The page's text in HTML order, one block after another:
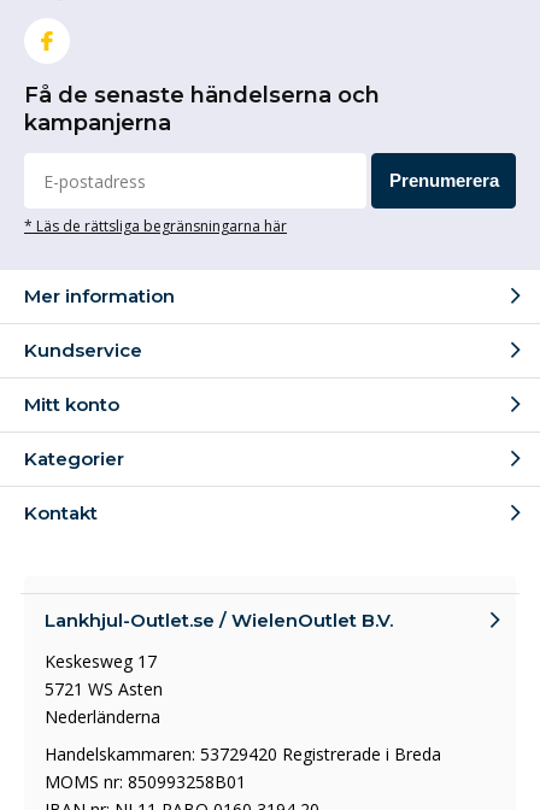
Få de senaste händelserna och
kampanjerna
Prenumerera
* Läs de rättsliga begränsningarna här
Mer information
Kundservice
Mitt konto
Kategorier
Kontakt
Lankhjul-Outlet.se / WielenOutlet B.V.
Keskesweg 17
5721 WS Asten
Nederländerna
Handelskammaren: 53729420 Registrerade i Breda
MOMS nr: 850993258B01